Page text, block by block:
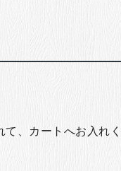
て、カートへお入れ